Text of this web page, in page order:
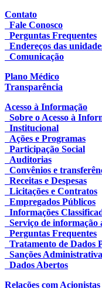
Contato
Fale Conosco
Perguntas Frequentes
Endereços das
Comunicação
Plano Médico
Transparência
Acesso à Informação
Sobre o Acesso à
Institucional
Ações e Programas
Participação Social
Auditorias
Convênios e
Receitas e Despesas
Licitações e Contratos
Empregados Públicos
Informações
Serviço de informação
Perguntas Frequentes
Tratamento de Dados
Sanções
Dados Abertos
Relações com Acionistas